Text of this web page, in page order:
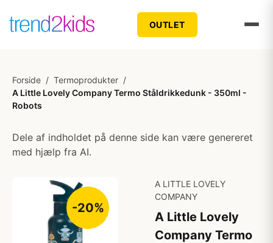
OUTLET
Forside / Termoprodukter /
A Little Lovely Company Termo Ståldrikkedunk - 350ml -
Robots
Dele af indholdet på denne side kan være genereret
med hjælp fra AI.
-20%
A LITTLE LOVELY
COMPANY
A Little Lovely
Company Termo